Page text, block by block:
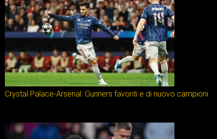
Crystal Palace-Arsenal: Gunners favoriti e di nuovo campioni